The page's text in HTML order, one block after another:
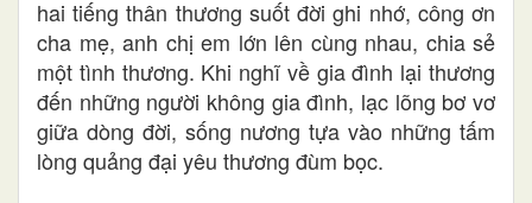
hai tiếng thân thương suốt đời ghi nhớ, công ơn
cha mẹ, anh chị em lớn lên cùng nhau, chia sẻ
một tình thương. Khi nghĩ về gia đình lại thương
đến những người không gia đình, lạc lõng bơ vơ
giữa dòng đời, sống nương tựa vào những tấm
lòng quảng đại yêu thương đùm bọc.